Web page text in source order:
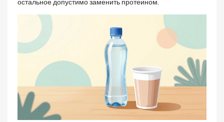
остальное допустимо заменить протеином.